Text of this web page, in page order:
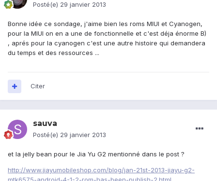
Posté(e) 29 janvier 2013
Bonne idée ce sondage, j'aime bien les roms MIUI et Cyanogen,
pour la MIUI on en a une de fonctionnelle et c'est déja énorme B)
, aprés pour la cyanogen c'est une autre histoire qui demandera
du temps et des ressources ...
Citer
sauva
Posté(e) 29 janvier 2013
et la jelly bean pour le Jia Yu G2 mentionné dans le post ?
http://www.jiayumobileshop.com/blog/jan-21st-2013-jiayu-g2-